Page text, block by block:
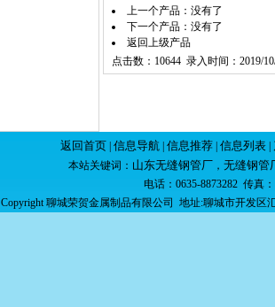
上一个产品：没有了
下一个产品：没有了
返回上级产品
点击数：10644 录入时间：2019/
返回首页 信息导航| 信息推荐| 信息列表|
本站关键词： 山东无缝钢管厂 ， 无缝钢管
电话：0635-8873282 传真
Copyright 聊城荣贺金属制品有限公司 地址:聊城市开发区